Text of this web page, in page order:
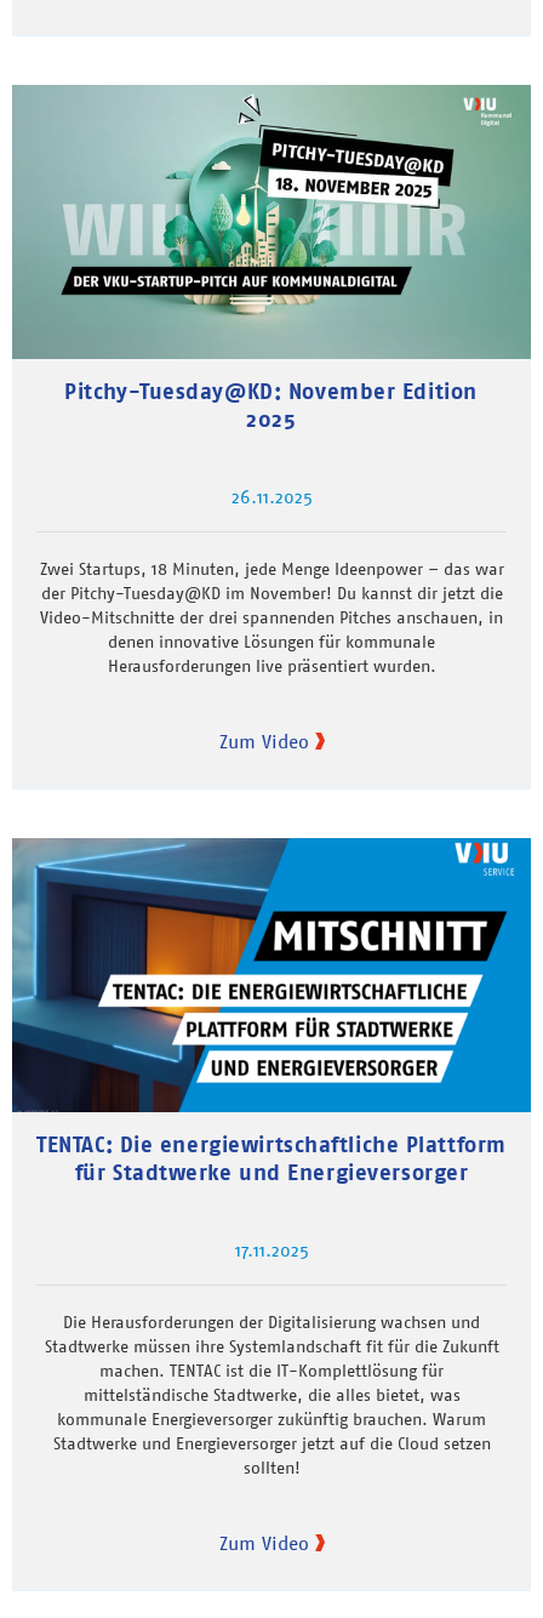
Pitchy-Tuesday@KD: November Edition
2025
26.11.2025
Zwei Startups, 18 Minuten, jede Menge Ideenpower – das war
der Pitchy-Tuesday@KD im November! Du kannst dir jetzt die
Video-Mitschnitte der drei spannenden Pitches anschauen, in
denen innovative Lösungen für kommunale
Herausforderungen live präsentiert wurden.
Zum Video
TENTAC: Die energiewirtschaftliche Plattform
für Stadtwerke und Energieversorger
17.11.2025
Die Herausforderungen der Digitalisierung wachsen und
Stadtwerke müssen ihre Systemlandschaft fit für die Zukunft
machen. TENTAC ist die IT-Komplettlösung für
mittelständische Stadtwerke, die alles bietet, was
kommunale Energieversorger zukünftig brauchen. Warum
Stadtwerke und Energieversorger jetzt auf die Cloud setzen
sollten!
Zum Video